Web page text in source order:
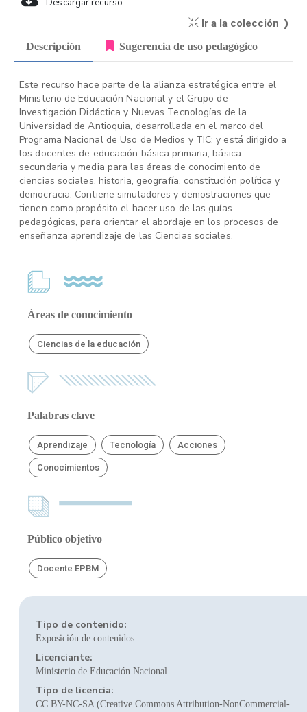
Descargar recurso
Ir a la colección ❭
Descripción Sugerencia de uso pedagógico
Este recurso hace parte de la alianza estratégica entre el
Ministerio de Educación Nacional y el Grupo de
Investigación Didáctica y Nuevas Tecnologías de la
Universidad de Antioquia, desarrollada en el marco del
Programa Nacional de Uso de Medios y TIC; y está dirigido a
los docentes de educación básica primaria, básica
secundaria y media para las áreas de conocimiento de
ciencias sociales, historia, geografía, constitución política y
democracia. Contiene simuladores y demostraciones que
tienen como propósito el hacer uso de las guías
pedagógicas, para orientar el abordaje en los procesos de
enseñanza aprendizaje de las Ciencias sociales.
Áreas de conocimiento
Ciencias de la educación
Palabras clave
Aprendizaje Tecnología Acciones
Conocimientos
Público objetivo
Docente EPBM
Tipo de contenido:
Exposición de contenidos
Licenciante:
Ministerio de Educación Nacional
Tipo de licencia:
CC BY-NC-SA (Creative Commons Attribution-NonCommercial-